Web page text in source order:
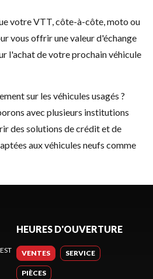
votre VTT, côte-à-côte, moto ou
vous offrir une valeur d'échange
l'achat de votre prochain véhicule
sur les véhicules usagés ?
avec plusieurs institutions
des solutions de crédit et de
aux véhicules neufs comme
HEURES D'OUVERTURE
VENTES SERVICE
PIÈCES